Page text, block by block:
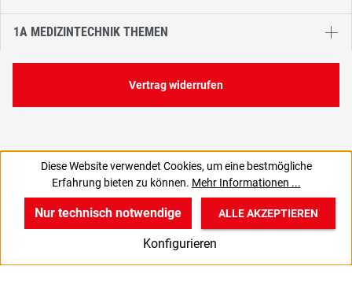
3,10 €
1A MEDIZINTECHNIK THEMEN
Vertrag widerrufen
Diese Website verwendet Cookies, um eine bestmögliche
Erfahrung bieten zu können. Mehr Informationen ...
Nur technisch notwendige
Konfigurieren
ALLE AKZEPTIEREN
v
Produkte
B